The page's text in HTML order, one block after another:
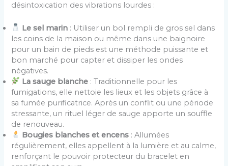
désintoxication des vibrations lourdes :
Le sel marin : Utiliser un bol rempli de gros sel dans
les coins de la maison ou même dans une baignoire
pour un bain de pieds est une méthode puissante et
bon marché pour capter et dissiper les ondes
négatives.
La sauge blanche : Traditionnelle pour les
fumigations, elle nettoie les lieux et les objets grâce à
sa fumée purificatrice. Après un conflit ou une période
stressante, un rituel léger de sauge apporte un souffle
de renouveau.
Bougies blanches et encens : Allumées
régulièrement, elles appellent à la lumière et au calme,
renforçant le pouvoir protecteur du bracelet en